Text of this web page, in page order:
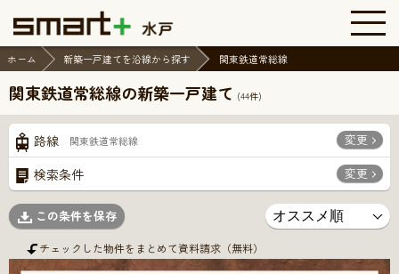
ホーム 新築一戸建てを沿線から探す 関東鉄道常総線
関東鉄道常総線の新築一戸建て (44件)
路線 関東鉄道常総線 変更
検索条件 変更
この条件を保存
チェックした物件をまとめて資料請求（無料）